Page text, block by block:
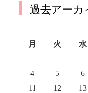
過去アーカ
月
火 水
4
5 6
11
12 13